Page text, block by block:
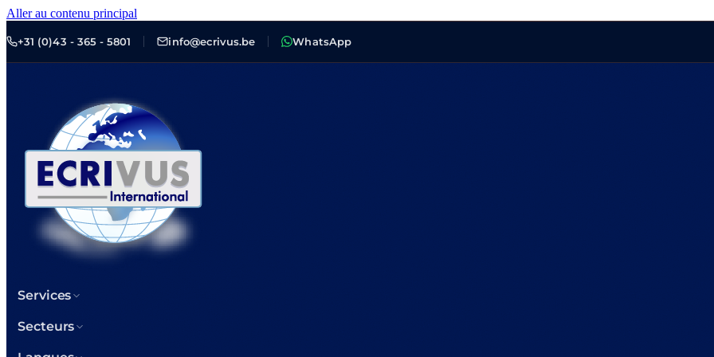
Aller au contenu principal
+31 (0)43 - 365 - 5801 info@ecrivus.be WhatsApp
Services
Secteurs